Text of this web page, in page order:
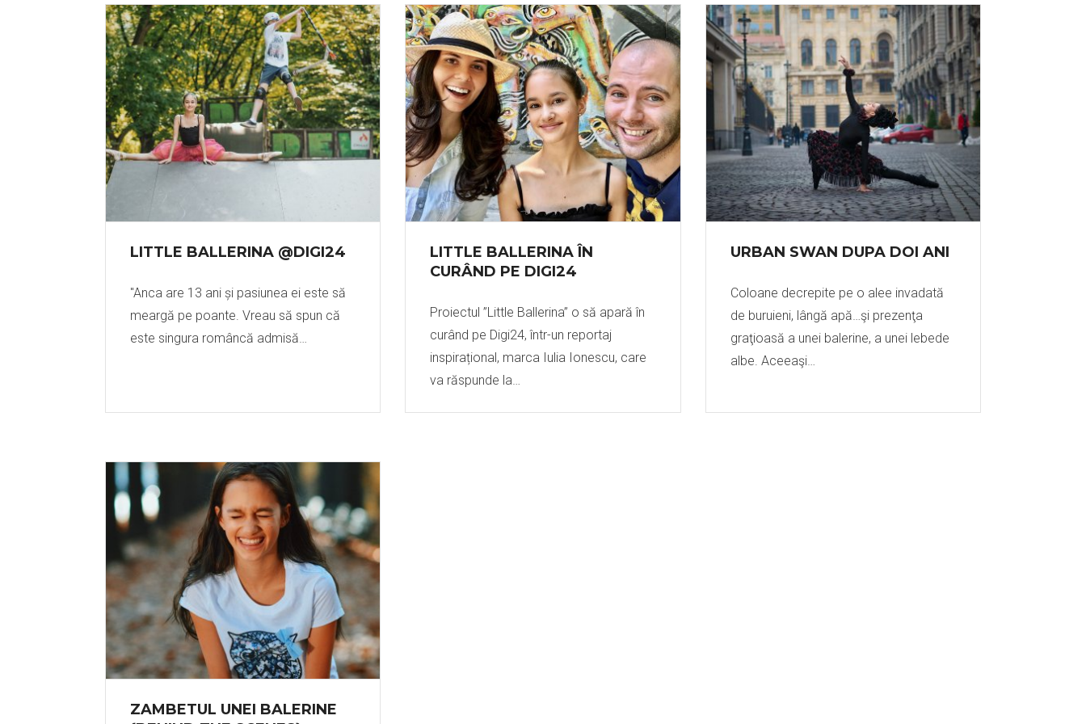
LITTLE BALLERINA @DIGI24
"Anca are 13 ani și pasiunea ei este să
meargă pe poante. Vreau să spun că
este singura româncă admisă…
LITTLE BALLERINA ÎN
CURÂND PE DIGI24
Proiectul ”Little Ballerina” o să apară în
curând pe Digi24, într-un reportaj
inspirațional, marca Iulia Ionescu, care
va răspunde la…
URBAN SWAN DUPA DOI ANI
Coloane decrepite pe o alee invadată
de buruieni, lângă apă…şi prezenţa
graţioasă a unei balerine, a unei lebede
albe. Aceeaşi…
ZAMBETUL UNEI BALERINE